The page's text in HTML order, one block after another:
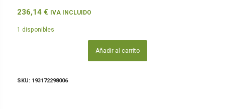
236,14 € IVA INCLUIDO
1 disponibles
Añadir al carrito
SKU: 193172298006